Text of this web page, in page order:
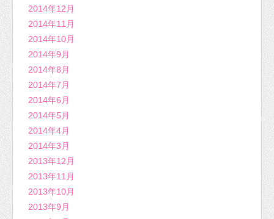
2014年12月
2014年11月
2014年10月
2014年9月
2014年8月
2014年7月
2014年6月
2014年5月
2014年4月
2014年3月
2013年12月
2013年11月
2013年10月
2013年9月